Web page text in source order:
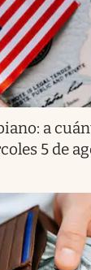
a
5 de